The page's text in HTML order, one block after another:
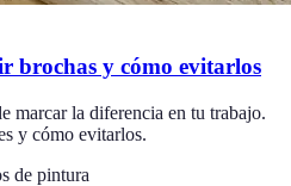
brochas y cómo evitarlos
marcar la diferencia en tu trabajo.
y cómo evitarlos.
de pintura